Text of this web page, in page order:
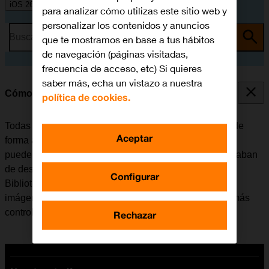
iOS 26
Busca por problema o tema
Cómo utilizar la Biblioteca de Apps
Todas las apps del móvil se organizan por categorías de
forma automática en la Biblioteca de Apps. El móvil se
puede configurar para que muestre las apps que se acaban
de descargar tanto en la pantalla de inicio como en la
Biblioteca de Apps además de adaptar el número de
imágenes de la pantalla de inicio para tener las apps más
controladas.
para analizar cómo utilizas este sitio web y
personalizar los contenidos y anuncios
que te mostramos en base a tus hábitos
de navegación (páginas visitadas,
frecuencia de acceso, etc) Si quieres
saber más, echa un vistazo a nuestra
política de cookies.
Configurar
Rechazar
Aceptar